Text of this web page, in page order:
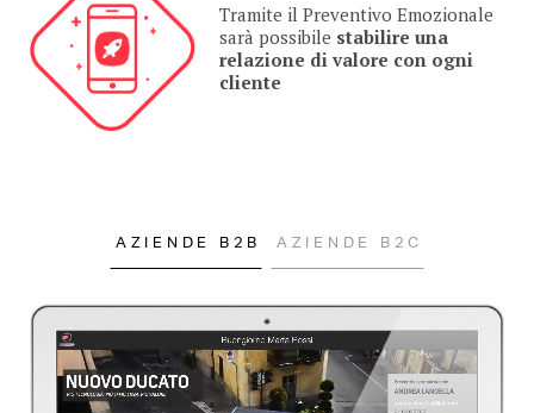
Tramite il Preventivo Emozionale
sarà possibile stabilire una
relazione di valore con ogni
cliente
AZIENDE B2B AZIENDE B2C